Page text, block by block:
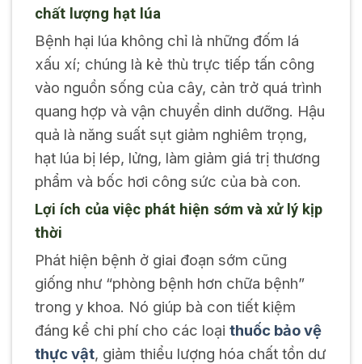
chất lượng hạt lúa
Bệnh hại lúa không chỉ là những đốm lá
xấu xí; chúng là kẻ thù trực tiếp tấn công
vào nguồn sống của cây, cản trở quá trình
quang hợp và vận chuyển dinh dưỡng. Hậu
quả là năng suất sụt giảm nghiêm trọng,
hạt lúa bị lép, lửng, làm giảm giá trị thương
phẩm và bốc hơi công sức của bà con.
Lợi ích của việc phát hiện sớm và xử lý kịp
thời
Phát hiện bệnh ở giai đoạn sớm cũng
giống như “phòng bệnh hơn chữa bệnh”
trong y khoa. Nó giúp bà con tiết kiệm
đáng kể chi phí cho các loại thuốc bảo vệ
thực vật, giảm thiểu lượng hóa chất tồn dư